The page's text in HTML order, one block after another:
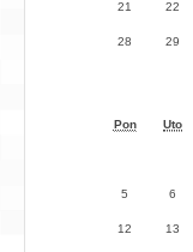
21 22
28 29
Pon Uto
5 6
12 13